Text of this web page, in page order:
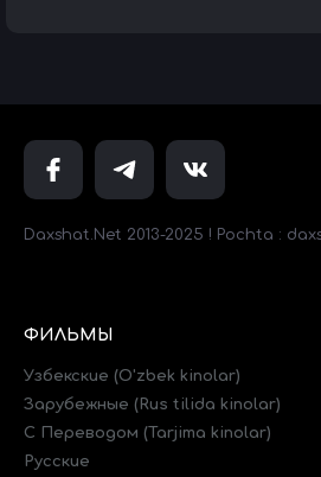
Daxshat.Net 2013-2025 ! Pochta :
ФИЛЬМЫ
Узбекские (O'zbek kinolar)
Зарубежные (Rus tilida kinolar)
C Переводом (Tarjima kinolar)
Русские